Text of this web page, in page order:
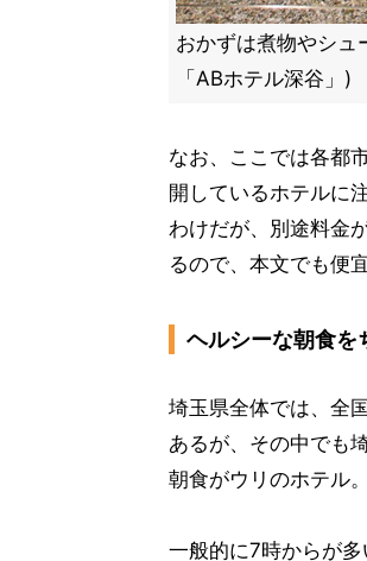
おかずは煮物やシュ
「ABホテル深谷」)
なお、ここでは各都
開しているホテルに
わけだが、別途料金
るので、本文でも便
ヘルシーな朝食を
埼玉県全体では、全
あるが、その中でも
朝食がウリのホテル
一般的に7時からが